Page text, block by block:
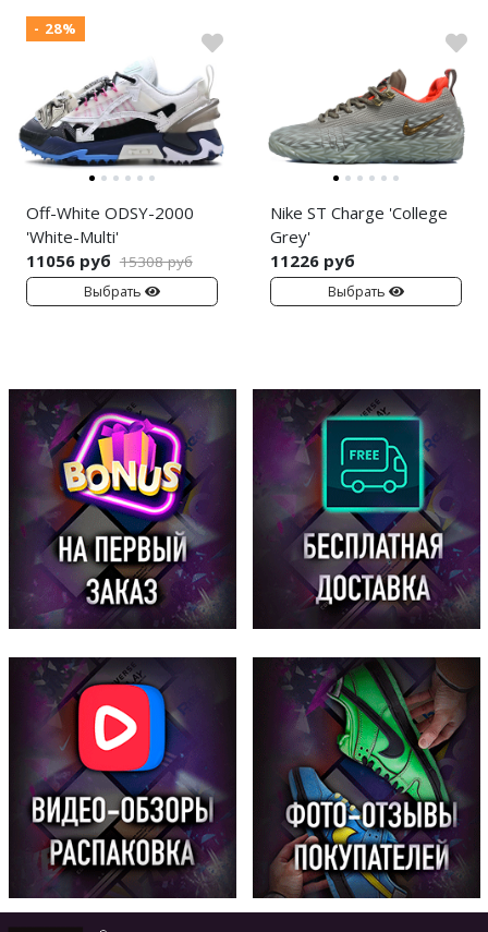
- 28%
Off-White ODSY-2000
'White-Multi'
11056 руб 15308 руб
Выбрать
Nike ST Charge 'College
Grey'
11226 руб
Выбрать